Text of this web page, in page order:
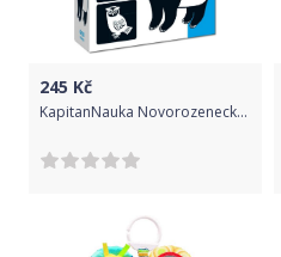
245 Kč
KapitanNauka Novorozenecké kartičky - Panda